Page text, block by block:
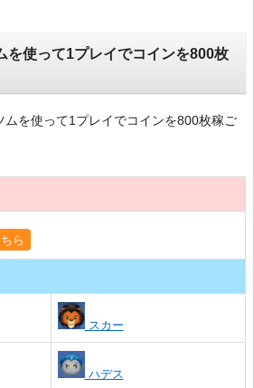
を使って1プレイでコインを800枚
を使って1プレイでコインを800枚稼ご
ら
スカー
ハデス